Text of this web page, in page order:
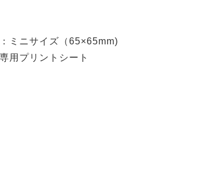
ミニサイズ（65×65mm)
用プリントシート